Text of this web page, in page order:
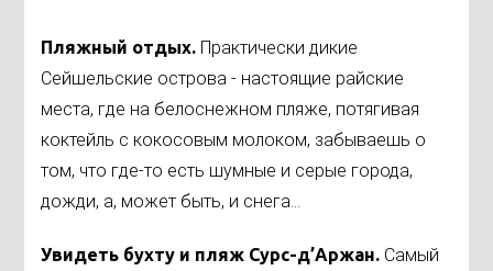
Пляжный отдых. Практически дикие
Сейшельские острова - настоящие райские
места, где на белоснежном пляже, потягивая
коктейль с кокосовым молоком, забываешь о
том, что где-то есть шумные и серые города,
дожди, а, может быть, и снега...
Увидеть бухту и пляж Сурс-д’Аржан. Самый